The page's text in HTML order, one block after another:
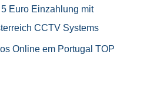
Euro Einzahlung mit
CCTV Systems
Online em Portugal TOP